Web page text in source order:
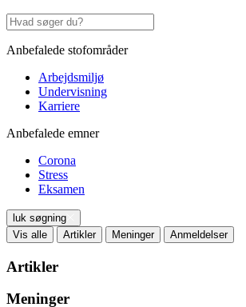
Anbefalede stofområder
Arbejdsmiljø
Undervisning
Karriere
Anbefalede emner
Corona
Stress
Eksamen
luk søgning
Vis alle
Artikler Meninger Anmeldelser
Artikler
Meninger